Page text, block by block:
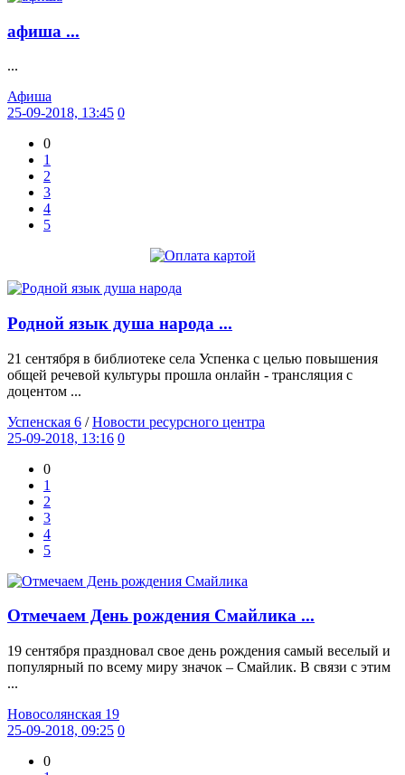
афиша ...
...
Афиша
25-09-2018, 13:45 0
0
1
2
3
4
5
Родной язык душа народа ...
21 сентября в библиотеке села Успенка с целью повышения
общей речевой культуры прошла онлайн - трансляция с
доцентом ...
Успенская 6 /Новости ресурсного центра
25-09-2018, 13:16 0
0
1
2
3
4
5
Отмечаем День рождения Смайлика ...
19 сентября праздновал свое день рождения самый веселый и
популярный по всему миру значок – Смайлик. В связи с этим
...
Новосолянская 19
25-09-2018, 09:25 0
0